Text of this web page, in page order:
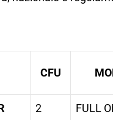
CFU
2 FULL